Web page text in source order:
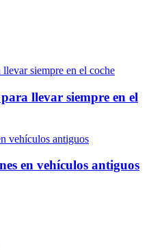
llevar siempre en el
en vehículos antiguos